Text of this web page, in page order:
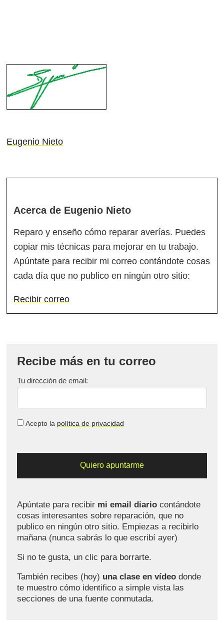
Eugenio Nieto
Acerca de Eugenio Nieto
Reparo y enseño cómo reparar averías. Puedes
copiar mis técnicas para mejorar en tu trabajo.
Apúntate para recibir mi correo contándote cosas
cada día que no publico en ningún otro sitio:
Recibir correo
Recibe más en tu correo
Tu dirección de email:
Acepto la política de privacidad
Apúntate para recibir mi email diario contándote
cosas interesantes sobre reparación, que no
publico en ningún otro sitio. Empiezas a recibirlo
mañana (nunca sabrás lo que escribí ayer)
Si no te gusta, un clic para borrarte.
También recibes (hoy) una clase en vídeo donde
te muestro cómo identifico a simple vista las
secciones de una fuente conmutada.